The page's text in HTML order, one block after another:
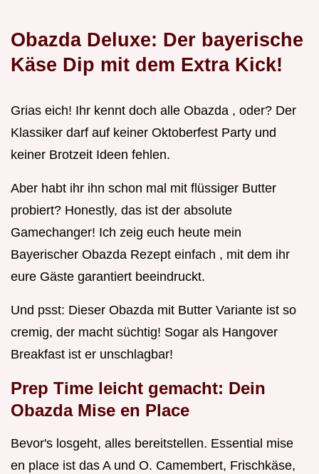
Obazda Deluxe: Der bayerische
Käse Dip mit dem Extra Kick!
Grias eich! Ihr kennt doch alle Obazda , oder? Der
Klassiker darf auf keiner Oktoberfest Party und
keiner Brotzeit Ideen fehlen.
Aber habt ihr ihn schon mal mit flüssiger Butter
probiert? Honestly, das ist der absolute
Gamechanger! Ich zeig euch heute mein
Bayerischer Obazda Rezept einfach , mit dem ihr
eure Gäste garantiert beeindruckt.
Und psst: Dieser Obazda mit Butter Variante ist so
cremig, der macht süchtig! Sogar als Hangover
Breakfast ist er unschlagbar!
Prep Time leicht gemacht: Dein
Obazda Mise en Place
Bevor's losgeht, alles bereitstellen. Essential mise
en place ist das A und O. Camembert, Frischkäse,